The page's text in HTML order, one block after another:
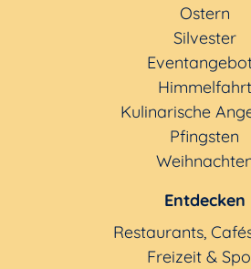
Ostern
Silvester
Himmelfahrt
Kulinarische
Pfingsten
Entdecken
Restaurants,
Freizeit &